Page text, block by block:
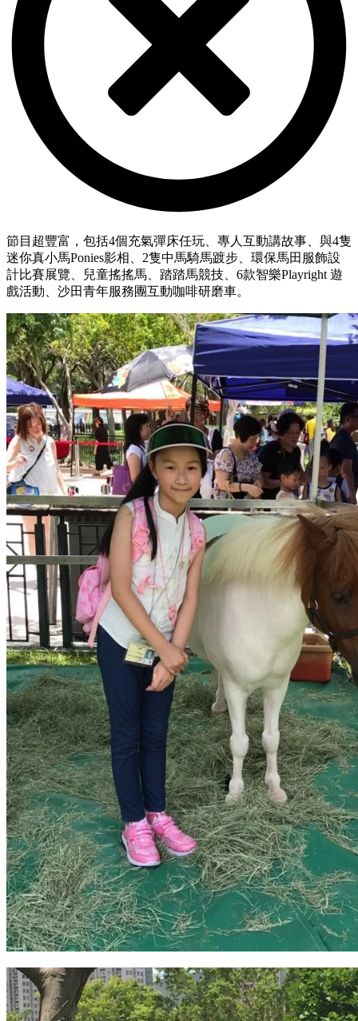
節目超豐富，包括4個充氣彈床任玩、專人互動講故事、與4隻
迷你真小馬Ponies影相、2隻中馬騎馬踱步、環保馬田服飾設
計比賽展覽、兒童搖搖馬、踏踏馬競技、6款智樂Playright 遊
戲活動、沙田青年服務團互動咖啡研磨車。